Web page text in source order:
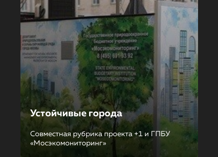
Устойчивые города
Совместная рубрика проекта +1 и ГПБУ
«Мосэкомониторинг»